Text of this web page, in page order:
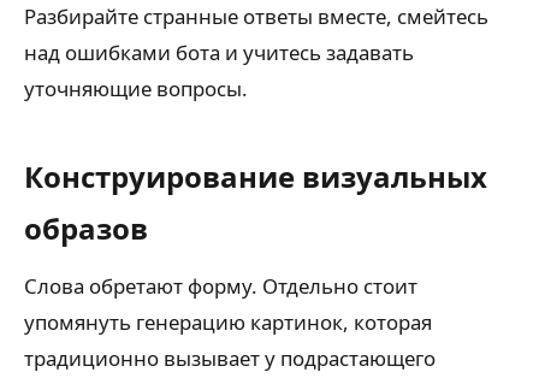
Разбирайте странные ответы вместе, смейтесь
над ошибками бота и учитесь задавать
уточняющие вопросы.
Конструирование визуальных
образов
Слова обретают форму. Отдельно стоит
упомянуть генерацию картинок, которая
традиционно вызывает у подрастающего